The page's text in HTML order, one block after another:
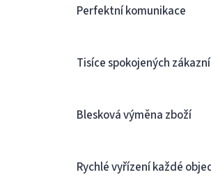
Perfektní komunikace
Tisíce spokojených
Blesková výměna zboží
Rychlé vyřízení každé